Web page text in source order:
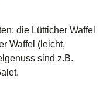
die Lütticher Waffel
Waffel (leicht,
sind z.B.